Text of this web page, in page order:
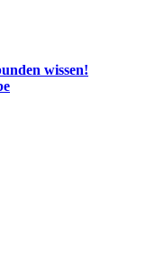
wissen!